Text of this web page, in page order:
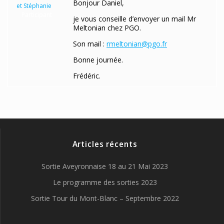
et Stéphanie
Bonjour Daniel,
je vous conseille d’envoyer un mail Mr
Meltonian chez PGO.
Son mail : rmeltonian@pgo.fr
Bonne journée.
Frédéric.
Articles récents
Sortie Aveyronnaise 18 au 21 Mai 2023
Le programme des sorties 2023
Sortie Tour du Mont-Blanc – Septembre 2022